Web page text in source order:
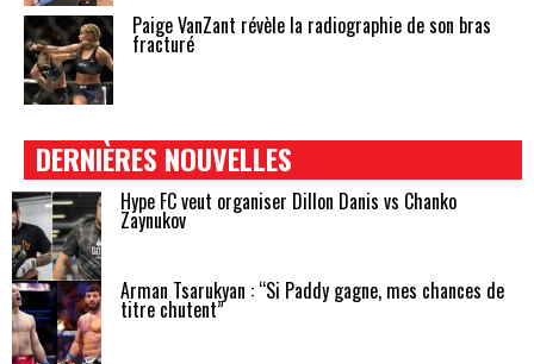
Paige VanZant révèle la radiographie de son bras
fracturé
DERNIÈRES NOUVELLES
Hype FC veut organiser Dillon Danis vs Chanko
Zaynukov
Arman Tsarukyan : “Si Paddy gagne, mes chances de
titre chutent”